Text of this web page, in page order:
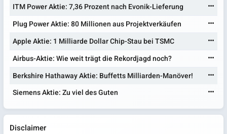
ITM Power Aktie: 7,36 Prozent nach Evonik-Lieferung
Plug Power Aktie: 80 Millionen aus Projektverkäufen
Apple Aktie: 1 Milliarde Dollar Chip-Stau bei TSMC
Airbus-Aktie: Wie weit trägt die Rekordjagd noch?
Berkshire Hathaway Aktie: Buffetts Milliarden-Manöver!
Siemens Aktie: Zu viel des Guten
Disclaimer